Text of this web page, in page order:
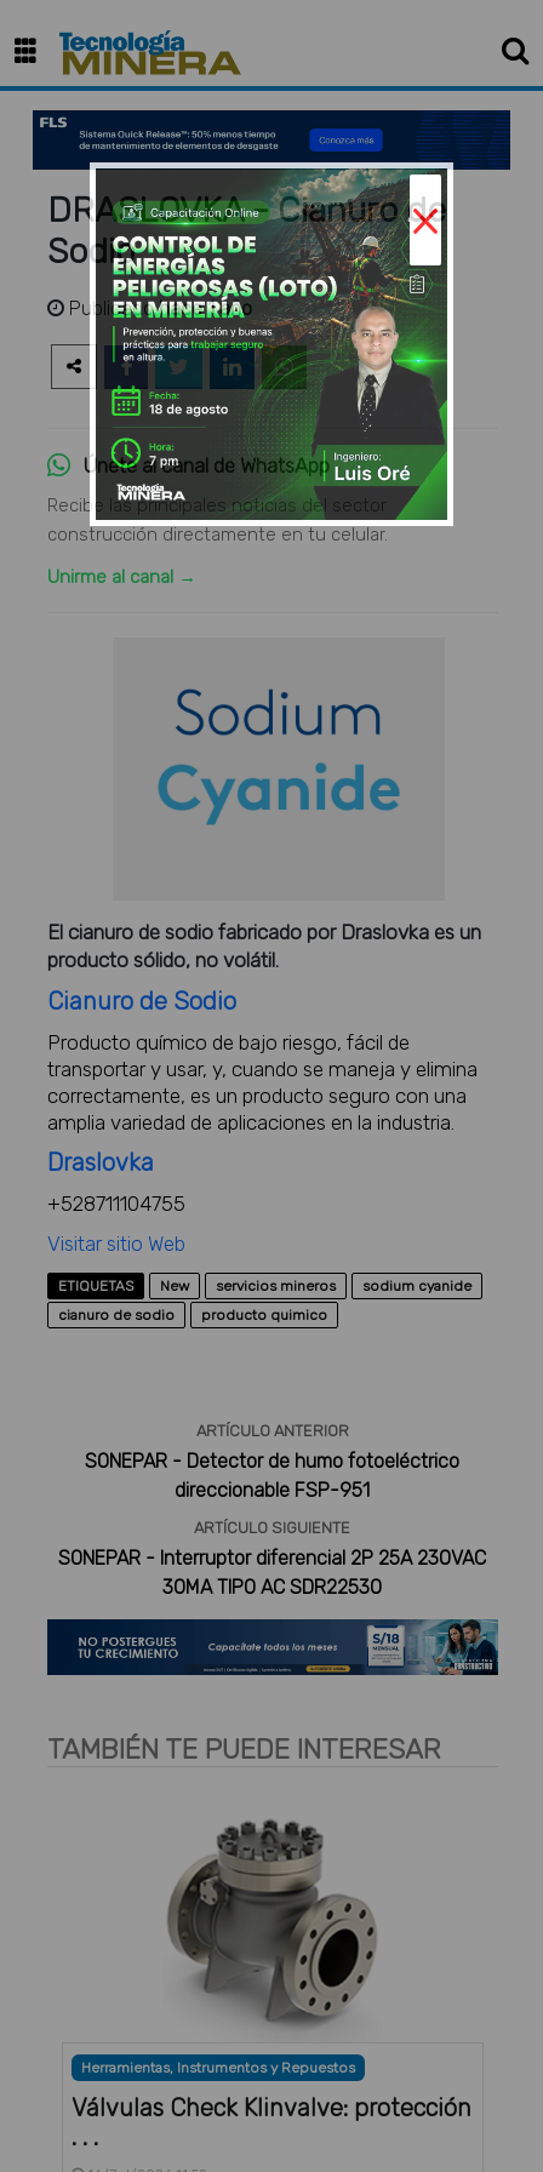
DRASLOVKA - Cianuro de
Sodio
Publicadohace 1 año
Únete al canal de WhatsApp
Recibe las principales noticias del sector
construcción directamente en tu celular.
Unirme al canal →
El cianuro de sodio fabricado por Draslovka es un
producto sólido, no volátil.
Cianuro de Sodio
Producto químico de bajo riesgo, fácil de
transportar y usar, y, cuando se maneja y elimina
correctamente, es un producto seguro con una
amplia variedad de aplicaciones en la industria.
Draslovka
+528711104755
Visitar sitio Web
ETIQUETAS New servicios mineros
sodium cyanide
cianuro de sodio
producto quimico
ARTÍCULO ANTERIOR
SONEPAR - Detector de humo fotoeléctrico
direccionable FSP-951
ARTÍCULO SIGUIENTE
SONEPAR - Interruptor diferencial 2P 25A 230VAC
30MA TIPO AC SDR22530
TAMBIÉN TE PUEDE INTERESAR
Herramientas, Instrumentos y Repuestos
Válvulas Check Klinvalve: protección
. . .
×